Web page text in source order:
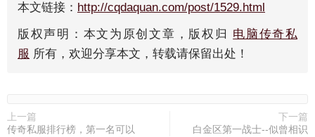
本文链接： http://cqdaquan.com/post/1529.html
版权声明：本文为原创文章，版权归 电脑传奇私
服 所有，欢迎分享本文，转载请保留出处！
上一篇
传奇私服排行榜，第一名可以
下一篇
白金区第一战士--似曾相识